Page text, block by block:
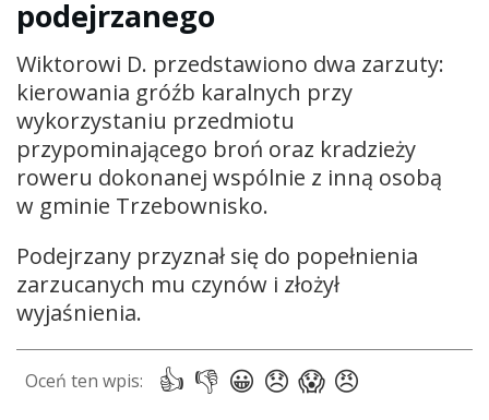
podejrzanego
Wiktorowi D. przedstawiono dwa zarzuty:
kierowania gróźb karalnych przy
wykorzystaniu przedmiotu
przypominającego broń oraz kradzieży
roweru dokonanej wspólnie z inną osobą
w gminie Trzebownisko.
Podejrzany przyznał się do popełnienia
zarzucanych mu czynów i złożył
wyjaśnienia.